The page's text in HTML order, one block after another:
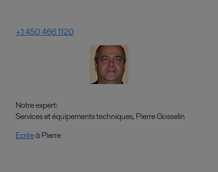
+1 450 466 1120
Notre expert:
Services et équipements techniques, Pierre Gosselin
Ecrireà Pierre